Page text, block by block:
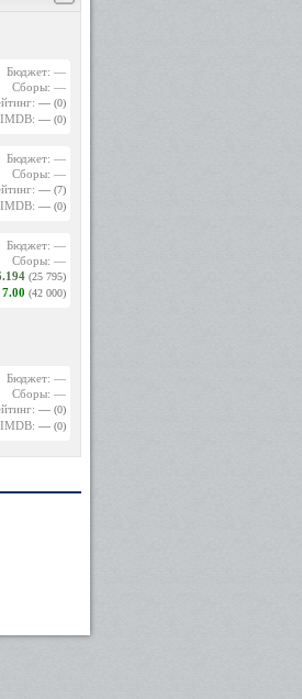
Бюджет: —
Сборы: —
— (0)
IMDB: — (0)
Бюджет: —
Сборы: —
— (7)
IMDB: — (0)
Бюджет: —
Сборы: —
(25 795)
7.00 (42 000)
Бюджет: —
Сборы: —
— (0)
IMDB: — (0)